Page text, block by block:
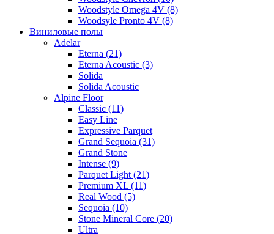
Woodstyle Omega 4V (8)
Woodsyle Pronto 4V (8)
Виниловые полы
Adelar
Eterna (21)
Eterna Acoustic (3)
Solida
Solida Acoustic
Alpine Floor
Classic (11)
Easy Line
Expressive Parquet
Grand Sequoia (31)
Grand Stone
Intense (9)
Parquet Light (21)
Premium XL (11)
Real Wood (5)
Sequoia (10)
Stone Mineral Core (20)
Ultra